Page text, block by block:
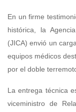
En un firme
histórica, la
(JICA) envió un
equipos médicos
por el doble
La entrega técnica
viceministro de